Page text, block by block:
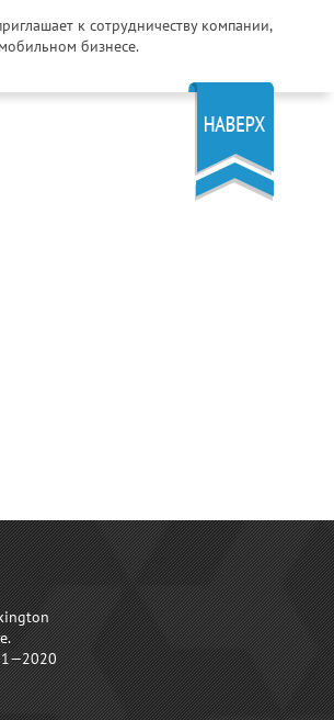
к сотрудничеству компании,
бизнесе.